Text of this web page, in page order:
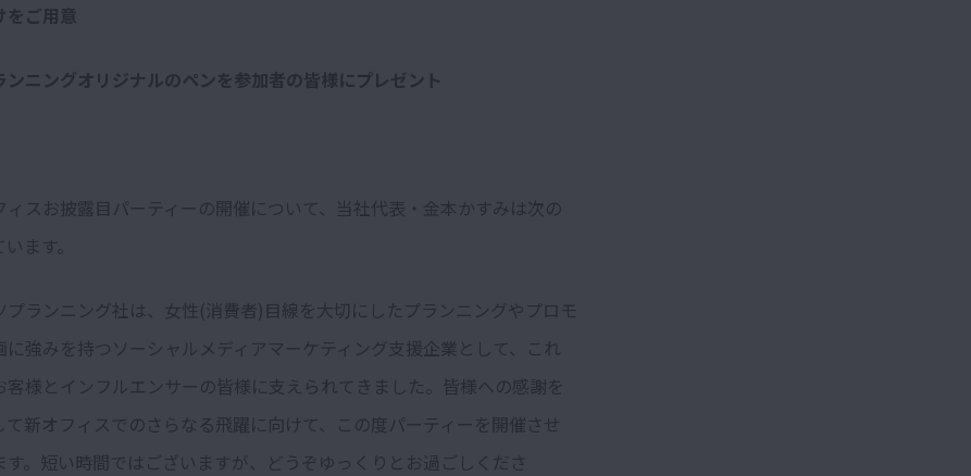
をご用意
ニングオリジナルのペンを参加者の皆様にプレゼント
ィスお披露目パーティーの開催について、当社代表・金本かすみは次の
ます。
プランニング社は、女性(消費者)目線を大切にしたプランニングやプロモ
に強みを持つソーシャルメディアマーケティング支援企業として、これ
客様とインフルエンサーの皆様に支えられてきました。皆様への感謝を
て新オフィスでのさらなる飛躍に向けて、この度パーティーを開催させ
す。短い時間ではございますが、どうぞゆっくりとお過ごしくださ